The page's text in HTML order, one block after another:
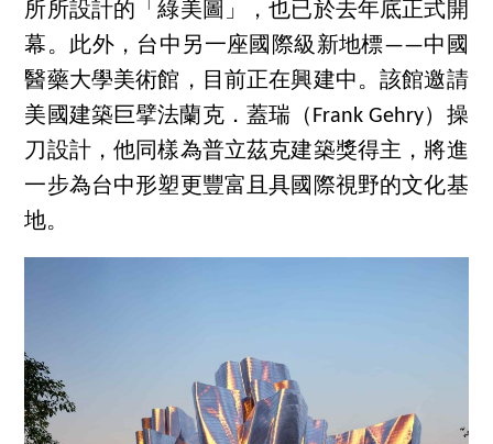
所所設計的「綠美圖」，也已於去年底正式開
幕。此外，台中另一座國際級新地標——中國
醫藥大學美術館，目前正在興建中。該館邀請
美國建築巨擘法蘭克．蓋瑞（Frank Gehry）操
刀設計，他同樣為普立茲克建築獎得主，將進
一步為台中形塑更豐富且具國際視野的文化基
地。